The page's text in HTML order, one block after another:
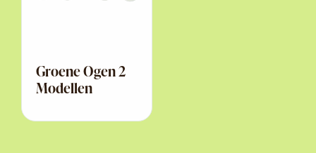
Groene Ogen 2
Modellen